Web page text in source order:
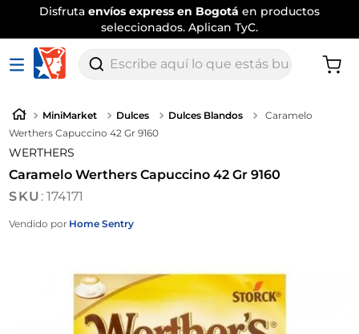
Disfruta envíos express en Bogotá en productos
seleccionados. Aplican TyC.
Escribe aquí lo que estás buscando
MiniMarket Dulces Dulces Blandos
Caramelo
Werthers Capuccino 42 Gr 9160
WERTHERS
Caramelo Werthers Capuccino 42 Gr 9160
:174171
Vendido por Home Sentry